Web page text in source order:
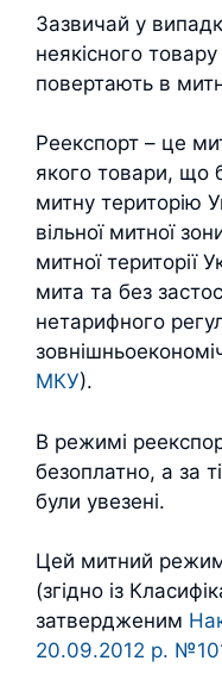
Зазвичай у
неякісного
повертають в
Реекспорт – це
якого товари, що
митну територію
вільної митної
митної території
мита та без
нетарифного
МКУ).
В режимі
безоплатно, а за
були увезені.
Цей митний
(згідно із
затвердженим
20.09.2012 р.